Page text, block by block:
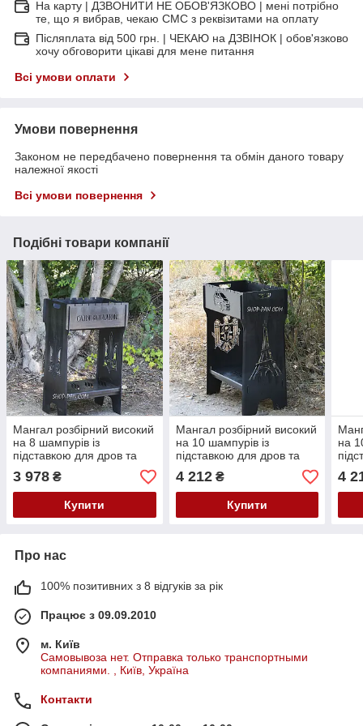
На карту | ДЗВОНИТИ НЕ ОБОВ'ЯЗКОВО | мені потрібно
те, що я вибрав, чекаю СМС з реквізитами на оплату
Післяплата від 500 грн. | ЧЕКАЮ на ДЗВІНОК | обов'язково
хочу обговорити цікаві для мене питання
Всі умови оплати
Умови повернення
Законом не передбачено повернення та обмін даного товару
належної якості
Всі умови повернення
Подібні товари компанії
Мангал розбірний високий
на 8 шампурів із
підставкою для дров та
індивідуальним
гравіюванням — Саня
запюй
3 978 ₴
Купити
Мангал розбірний високий
на 10 шампурів із
підставкою для дров та
індивідуальним
гравіюванням —
нейфелева вежа
4 212₴
Купити
на
4
Про нас
100% позитивних з 8 відгуків за рік
Працює з 09.09.2010
м. Київ
Самовывоза нет. Отправка только транспортными
компаниями. , Київ, Україна
Контакти